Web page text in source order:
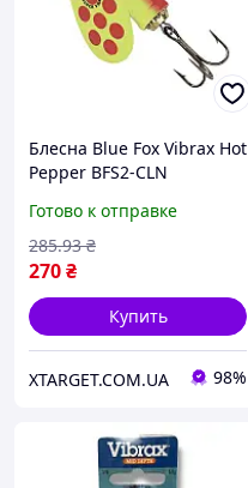
Блесна Blue Fox Vibrax Hot
Pepper BFS2-CLN
Готово к отправке
270₴
285.93 ₴
Купить
XTARGET.COM.UA 98%